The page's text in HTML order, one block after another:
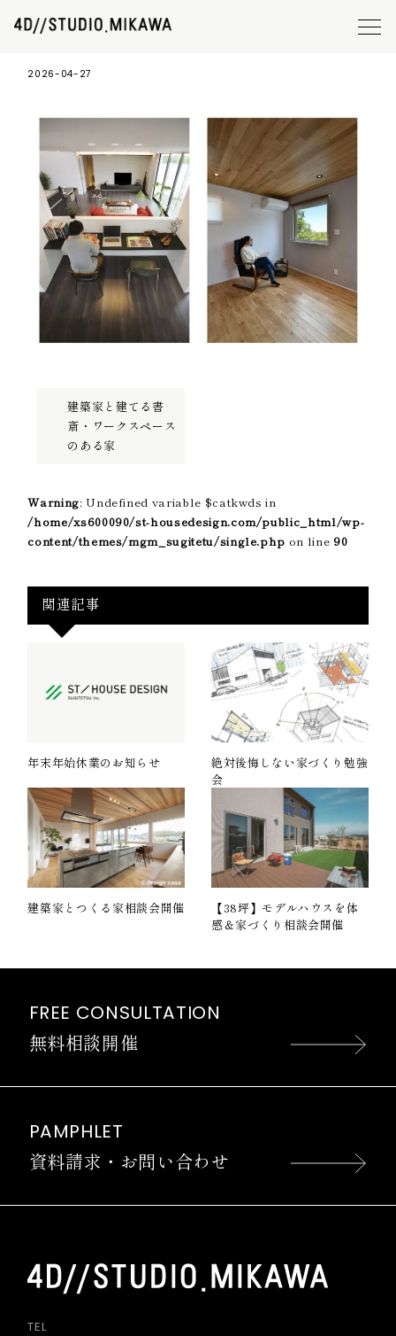
書斎、ワークスペース01
2026-04-27
建築家と建てる書
斎・ワークスペース
のある家
Warning: Undefined variable $catkwds in
/home/xs600090/st-housedesign.com/public_html/wp-
content/themes/mgm_sugitetu/single.php on line 90
関連記事
年末年始休業のお知らせ
絶対後悔しない家づくり勉強
会
建築家とつくる家相談会開催
【38坪】モデルハウスを体
感＆家づくり相談会開催
FREE CONSULTATION
無料相談開催
PAMPHLET
資料請求・お問い合わせ
TEL